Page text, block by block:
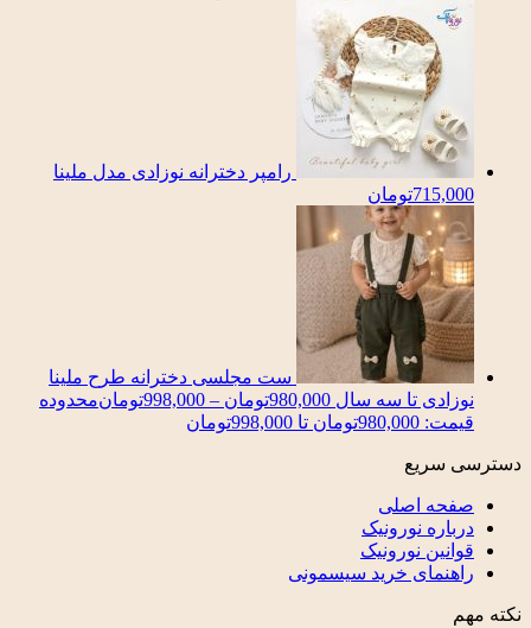
رامپر دخترانه نوزادی مدل ملینا
715,000تومان
ست مجلسی دخترانه طرح ملینا
نوزادی تا سه سال 980,000تومان –
998,000تومانمحدوده
قیمت: 980,000تومان تا 998,000تومان
دسترسی سریع
صفحه اصلی
درباره نورونیک
قوانین نورونیک
راهنمای خرید سیسمونی
نکته مهم